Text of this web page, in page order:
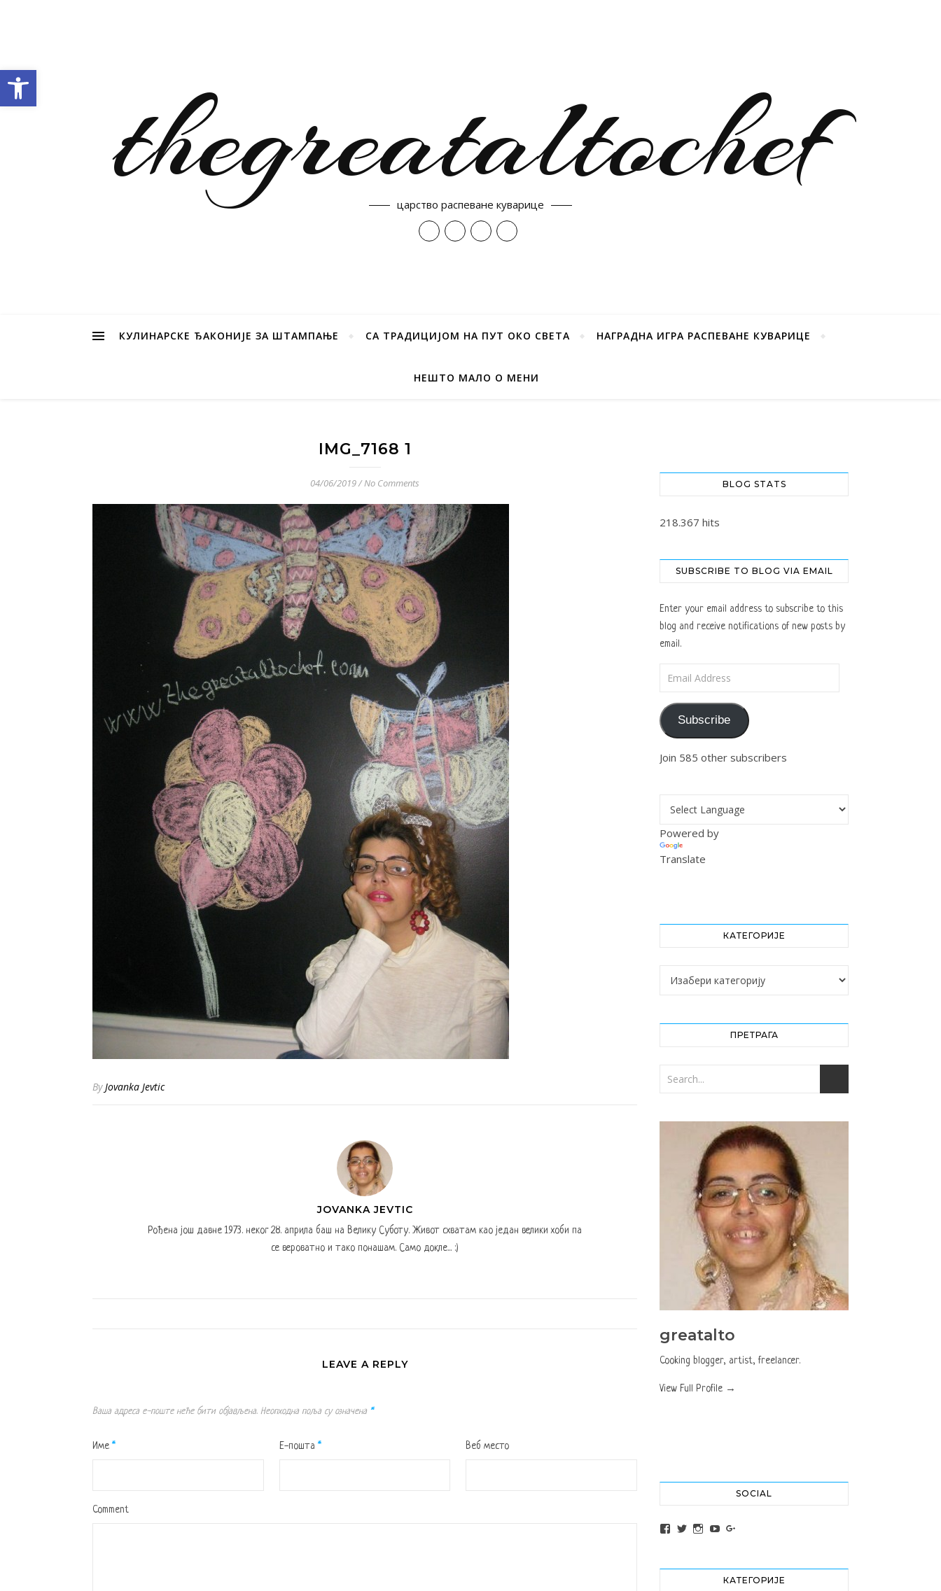
thegreataltochef
царство распеване куварице
КУЛИНАРСКЕ ЂАКОНИЈЕ ЗА ШТАМПАЊЕ СА ТРАДИЦИЈОМ НА ПУТ ОКО СВЕТА НАГРАДНА ИГРА РАСПЕВАНЕ КУВАРИЦЕ
НЕШТО МАЛО О МЕНИ
IMG_7168 1
04/06/2019/No Comments
ByJovanka Jevtic
JOVANKA JEVTIC
Рођена још давне 1973. неког 28. априла баш на Велику Суботу. Живот схватам као један велики хоби па
се вероватно и тако понашам. Само докле... :)
LEAVE A REPLY
Ваша адреса е-поште неће бити објављена. Неопходна поља су означена *
Име * Е-пошта * Веб место
Comment
BLOG STATS
218.367 hits
SUBSCRIBE TO BLOG VIA EMAIL
Enter your email address to subscribe to this
blog and receive notifications of new posts by
email.
Subscribe
Join 585 other subscribers
Powered by
Translate
КАТЕГОРИЈЕ
Категорије
ПРЕТРАГА
greatalto
Cooking blogger, artist, freelancer.
View Full Profile →
SOCIAL
View altochef’s profile on Facebook
View jovancica73’s profile on Twitter
View jovancica73’s profile on Instagram
View jovancica73’s profile on YouTube
КАТЕГОРИЈЕ
Open toolbar